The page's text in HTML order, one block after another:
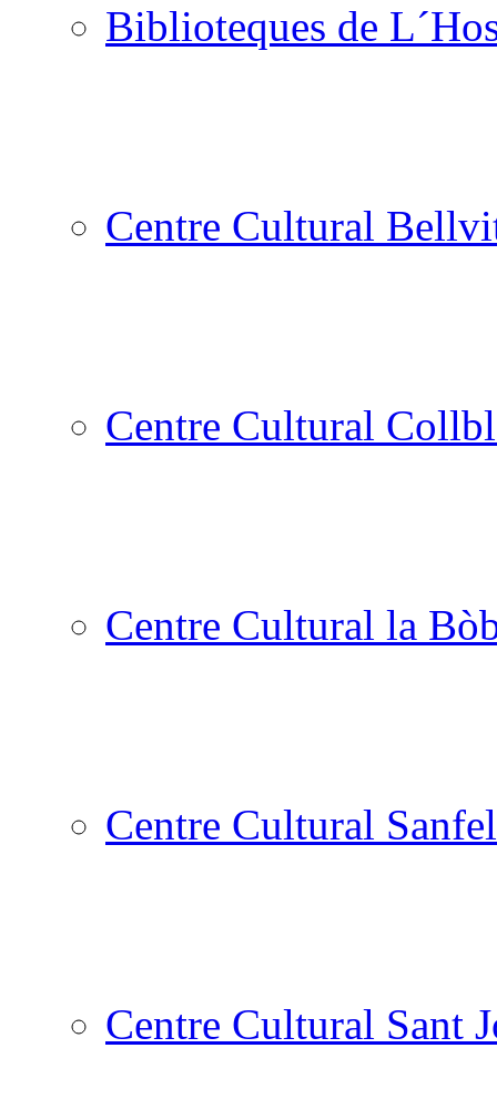
Biblioteques de
Centre Cultural
Centre Cultural
Centre Cultural la
Centre Cultural
Centre Cultural Sant